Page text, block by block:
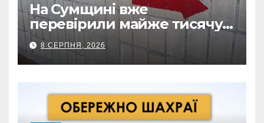
На Сумщині вже
перевірили майже тисячу
укриттів: де виявили
замкнені двері
8 СЕРПНЯ, 2026